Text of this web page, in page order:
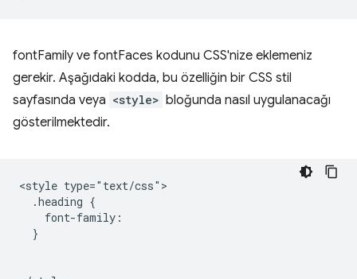
fontFamily ve fontFaces kodunu CSS'nize eklemeniz
gerekir. Aşağıdaki kodda, bu özelliğin bir CSS stil
sayfasında veya <style> bloğunda nasıl uygulanacağı
gösterilmektedir.
<style type="text/css">
  .heading {
    font-family:
  }